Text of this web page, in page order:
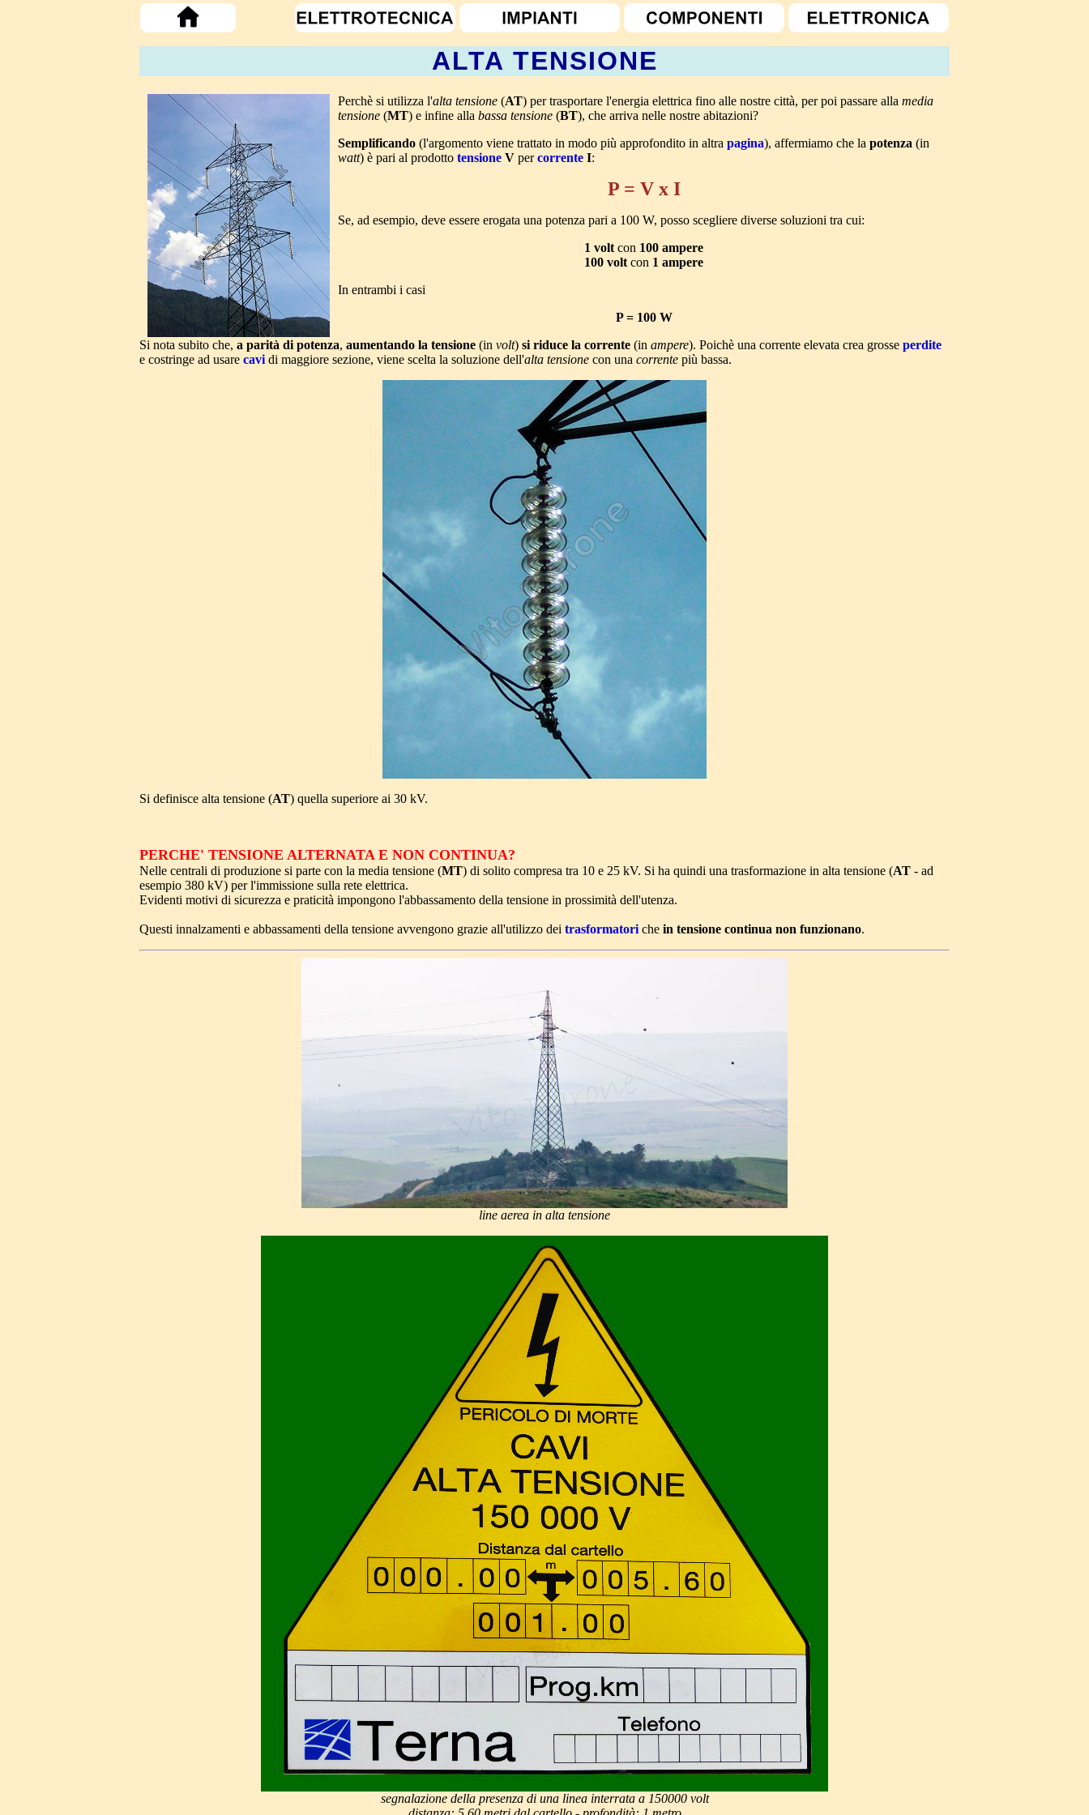
ALTA TENSIONE
Perchè si utilizza l'alta tensione (AT) per trasportare l'energia elettrica fino alle nostre città, per poi passare alla media
tensione (MT) e infine alla bassa tensione (BT), che arriva nelle nostre abitazioni?
Semplificando (l'argomento viene trattato in modo più approfondito in altra pagina), affermiamo che la potenza (in
watt) è pari al prodotto tensione V percorrente I:
P = V x I
Se, ad esempio, deve essere erogata una potenza pari a 100 W, posso scegliere diverse soluzioni tra cui:
1 volt con 100 ampere
100 volt con 1 ampere
In entrambi i casi
P = 100 W
Si nota subito che, a parità di potenza, aumentando la tensione (in volt) si riduce la corrente (in ampere). Poichè una corrente elevata crea grosse perdite
e costringe ad usare cavi di maggiore sezione, viene scelta la soluzione dell'alta tensione con una corrente più bassa.
Si definisce alta tensione (AT) quella superiore ai 30 kV.
PERCHE' TENSIONE ALTERNATA E NON CONTINUA?
Nelle centrali di produzione si parte con la media tensione (MT) di solito compresa tra 10 e 25 kV. Si ha quindi una trasformazione in alta tensione (AT - ad
esempio 380 kV) per l'immissione sulla rete elettrica.
Evidenti motivi di sicurezza e praticità impongono l'abbassamento della tensione in prossimità dell'utenza.
Questi innalzamenti e abbassamenti della tensione avvengono grazie all'utilizzo dei trasformatori che in tensione continua non funzionano.
line aerea in alta tensione
segnalazione della presenza di una linea interrata a 150000 volt